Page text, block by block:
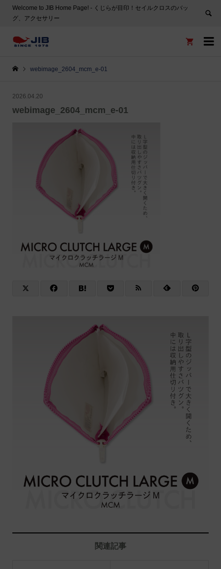
Welcome to JIB Home Page! ‐ くじらが目印！セイルクロスのバッ
グ、アクセサリー


webimage_2604_mcm_e-01
2026.04.20
webimage_2604_mcm_e-01
関連記事